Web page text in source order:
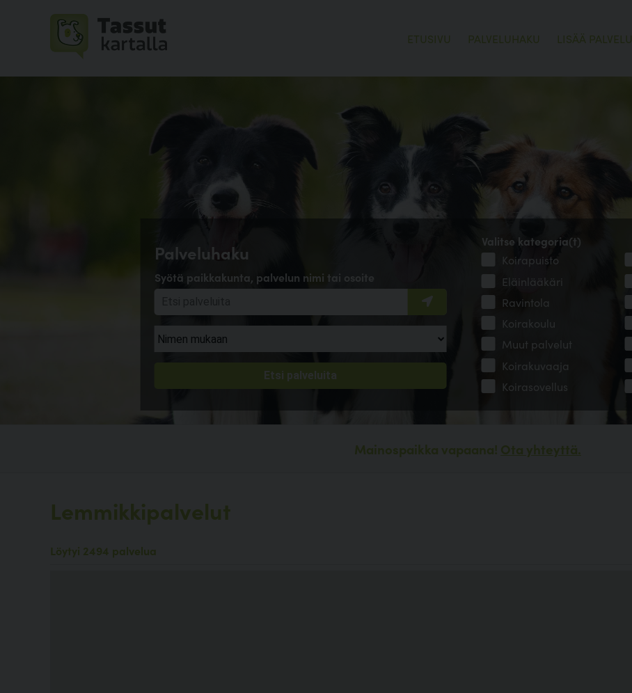
ETUSIVU PALVELUHAKU LISÄÄ PALVELU
Palveluhaku
Syötä paikkakunta, palvelun nimi tai osoite
Valitse kategoria(t)
Koirapuisto
Eläinlääkäri
Ravintola
Koirakoulu
Muut palvelut
Koirakuvaaja
Koirasovellus
Mainospaikka vapaana! Ota yhteyttä.
Lemmikkipalvelut
Löytyi 2494 palvelua